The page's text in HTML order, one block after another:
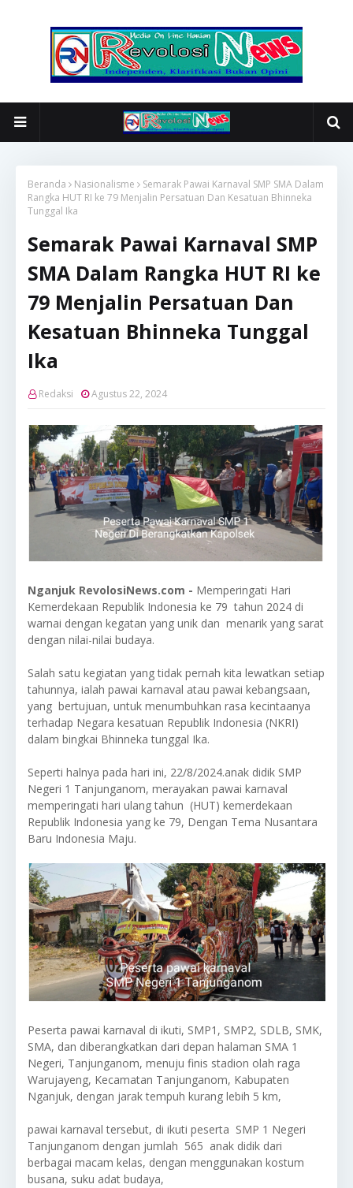
Beranda Nasionalisme
Semarak Pawai Karnaval SMP SMA Dalam
Rangka HUT RI ke 79 Menjalin Persatuan Dan Kesatuan Bhinneka
Tunggal Ika
Semarak Pawai Karnaval SMP
SMA Dalam Rangka HUT RI ke
79 Menjalin Persatuan Dan
Kesatuan Bhinneka Tunggal
Ika
Redaksi Agustus 22, 2024
Nganjuk RevolosiNews.com - Memperingati Hari
Kemerdekaan Republik Indonesia ke 79 tahun 2024 di
warnai dengan kegatan yang unik dan menarik yang sarat
dengan nilai-nilai budaya.
Salah satu kegiatan yang tidak pernah kita lewatkan setiap
tahunnya, ialah pawai karnaval atau pawai kebangsaan,
yang bertujuan, untuk menumbuhkan rasa kecintaanya
terhadap Negara kesatuan Republik Indonesia (NKRI)
dalam bingkai Bhinneka tunggal Ika.
Seperti halnya pada hari ini, 22/8/2024.anak didik SMP
Negeri 1 Tanjunganom, merayakan pawai karnaval
memperingati hari ulang tahun (HUT) kemerdekaan
Republik Indonesia yang ke 79, Dengan Tema Nusantara
Baru Indonesia Maju.
Peserta pawai karnaval di ikuti, SMP1, SMP2, SDLB, SMK,
SMA, dan diberangkatkan dari depan halaman SMA 1
Negeri, Tanjunganom, menuju finis stadion olah raga
Warujayeng, Kecamatan Tanjunganom, Kabupaten
Nganjuk, dengan jarak tempuh kurang lebih 5 km,
pawai karnaval tersebut, di ikuti peserta SMP 1 Negeri
Tanjunganom dengan jumlah 565 anak didik dari
berbagai macam kelas, dengan menggunakan kostum
busana, suku adat budaya,